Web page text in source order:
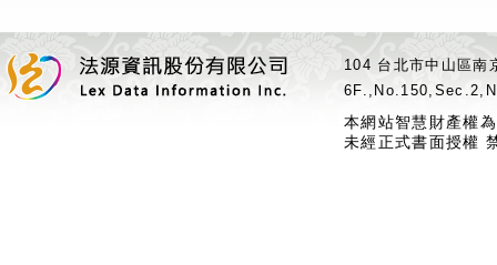
104 台北市中山區
本網站智慧財產權
未經正式書面授權